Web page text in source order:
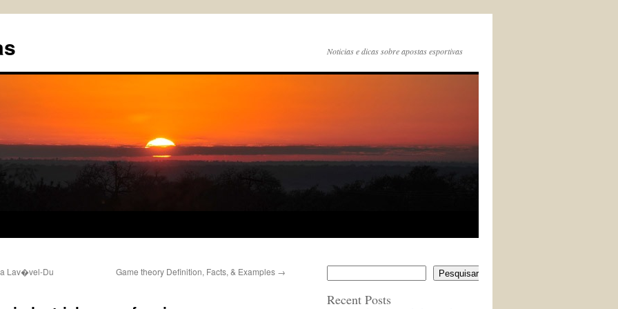
Noticias e dicas sobre apostas esportivas
Lav�vel-Du
Game theory Definition, Facts, & Examples → Pesquisar
Recent Posts